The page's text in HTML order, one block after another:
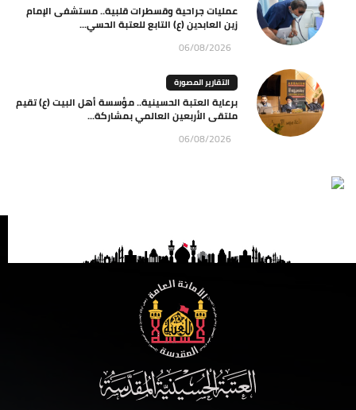
عمليات جراحية وقسطرات قلبية.. مستشفى الإمام
زين العابدين (ع) التابع للعتبة الحسي...
06/08/2026
التقارير المصورة
برعاية العتبة الحسينية.. مؤسسة أهل البيت (ع) تقيم
ملتقى الأربعين العالمي بمشاركة...
06/08/2026